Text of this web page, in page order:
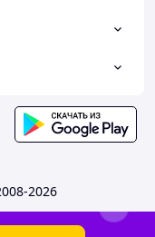
2026